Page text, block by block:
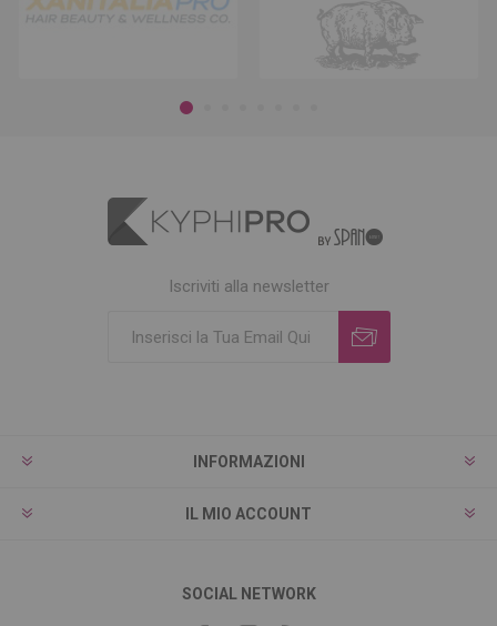
Iscriviti alla newsletter
INFORMAZIONI
IL MIO ACCOUNT
SOCIAL NETWORK